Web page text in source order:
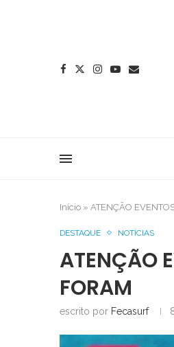
Início » ATENÇÃO
DESTAQUE NOTÍCIAS
ATENÇÃO
FORAM
escrito por Fecasurf